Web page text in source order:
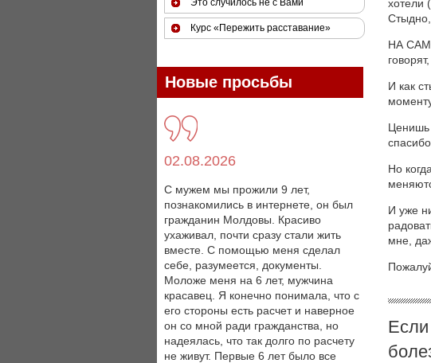
хотели
Стыдно,
НА
И как
Ценишь
Но
И уже
мне,
Это случилось не с Вами
Курс «Пережить расставание»
Новые просьбы
02.08.2026
С мужем мы прожили 9 лет,
познакомились в интернете, он был
гражданин Молдовы. Красиво
ухаживал, почти сразу стали жить
вместе. С помощью меня сделал
себе, разумеется, документы.
Моложе меня на 6 лет, мужчина
красавец. Я конечно понимала, что с
его стороны есть расчет и наверное
он со мной ради гражданства, но
надеялась, что так долго по расчету
не живут. Первые 6 лет было все